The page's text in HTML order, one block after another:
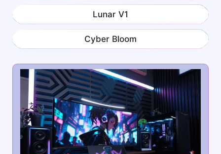
Lunar V1
Cyber Bloom